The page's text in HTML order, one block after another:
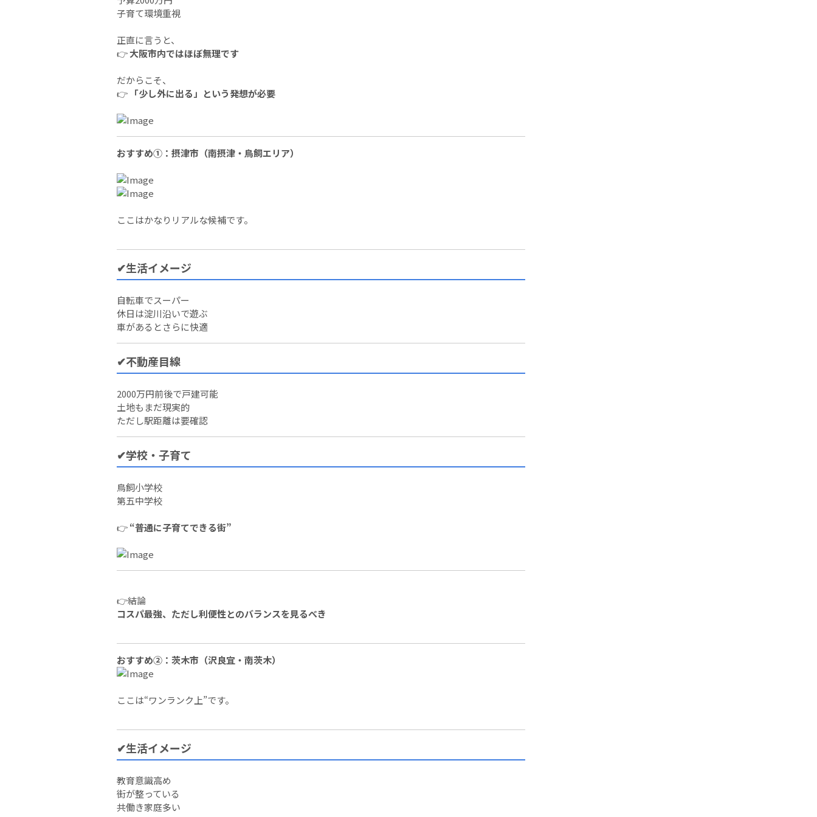
子育て環境重視
正直に言うと、
👉大阪市内ではほぼ無理です
だからこそ、
👉 「少し外に出る」という発想が必要
おすすめ①：摂津市（南摂津・鳥飼エリア）
ここはかなりリアルな候補です。
✔生活イメージ
自転車でスーパー
休日は淀川沿いで遊ぶ
車があるとさらに快適
✔不動産目線
2000万円前後で戸建可能
土地もまだ現実的
ただし駅距離は要確認
✔学校・子育て
鳥飼小学校
第五中学校
👉“普通に子育てできる街”
👉結論
コスパ最強、ただし利便性とのバランスを見るべき
おすすめ②：茨木市（沢良宜・南茨木）
ここは“ワンランク上”です。
✔生活イメージ
教育意識高め
街が整っている
共働き家庭多い